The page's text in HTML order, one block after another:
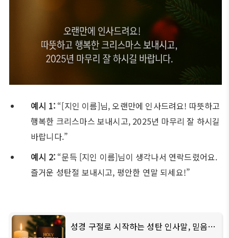
예시 1: “[지인 이름]님, 오랜만에 인사드려요! 따뜻하고
행복한 크리스마스 보내시고, 2025년 마무리 잘 하시길
바랍니다.”
예시 2: “문득 [지인 이름]님이 생각나서 연락드렸어요.
즐거운 성탄절 보내시고, 평안한 연말 되세요!”
성경 구절로 시작하는 성탄 인사말, 믿음의 깊이를 더하는 기독교 크리스마스 메시지 문구 모음